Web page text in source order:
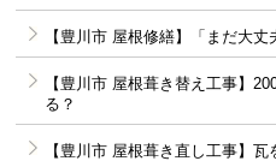
【豊川市 屋根修繕】「まだ大
【豊川市 屋根葺き替え工事】
る？
【豊川市 屋根葺き直し工事】